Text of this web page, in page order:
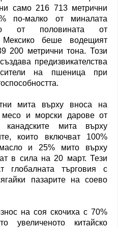
само 216 713 метрични
по-малко от миналата
от половината от
беше водещият
200 метрични тона. Този
предизвикателства
на пшеница при
мита върху вноса на
месо и морски дарове от
мита върху
които включват 100%
и 25% мито върху
в сила на 20 март. Тези
глобалната търговия с
пазарите на соево
на соя скочиха с 70%
увеличеното китайско